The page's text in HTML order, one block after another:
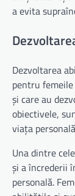
a evita
Dezvoltarea
pentru femeile
și care au
obiectivele,
viața
Una dintre
și a încrederii
personală.